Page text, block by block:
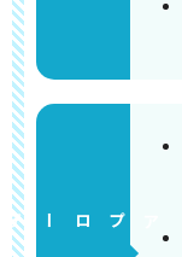
アプローチ